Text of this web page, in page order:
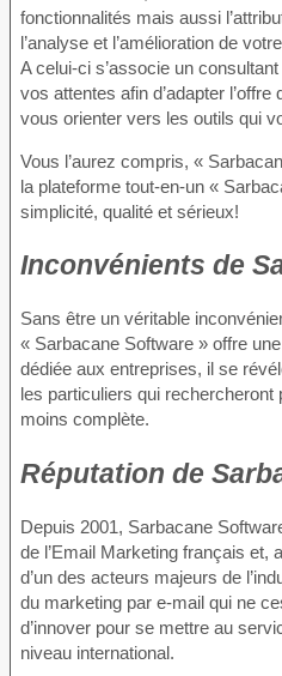
fonctionnalités mais aussi
l’analyse et l’amélioration de
A celui-ci s’associe un
vos attentes afin d’adapter
vous orienter vers les outils qui
Vous l’aurez compris, «
la plateforme tout-en-un «
simplicité, qualité et sérieux!
Inconvénients de
Sans être un véritable
« Sarbacane Software » offre une
dédiée aux entreprises, il se
les particuliers qui rechercheront
moins complète.
Réputation de
Depuis 2001, Sarbacane
de l’Email Marketing français et,
d’un des acteurs majeurs de
du marketing par e-mail qui ne
d’innover pour se mettre au
niveau international.